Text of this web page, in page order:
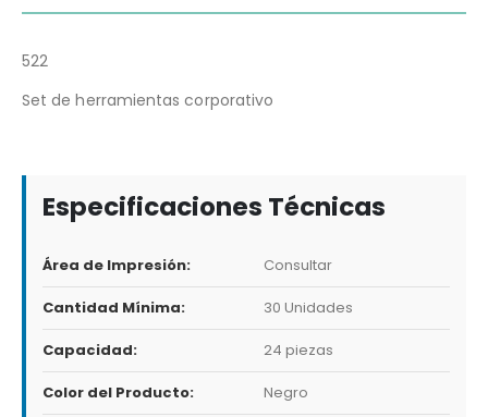
522
Set de herramientas corporativo
Especificaciones Técnicas
Área de Impresión: Consultar
Cantidad Mínima: 30 Unidades
Capacidad: 24 piezas
Color del Producto: Negro